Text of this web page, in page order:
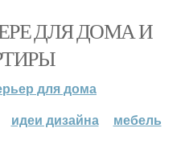
ДЛЯ ДОМА И
для дома
идеи дизайна мебель